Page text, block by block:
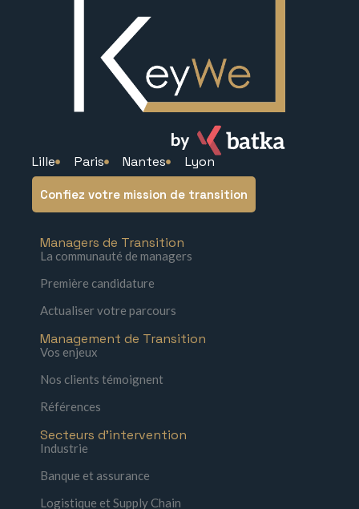
Lille Paris Nantes Lyon
Confiez votre mission de transition
Managers de Transition
La communauté de managers
Première candidature
Actualiser votre parcours
Management de Transition
Vos enjeux
Nos clients témoignent
Références
Secteurs d'intervention
Industrie
Banque et assurance
Logistique et Supply Chain